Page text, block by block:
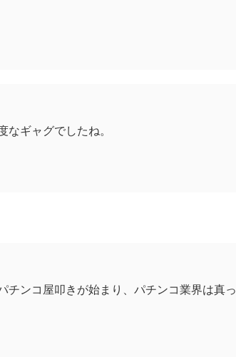
ギャグでしたね。
ンコ屋叩きが始まり、パチンコ業界は真っ